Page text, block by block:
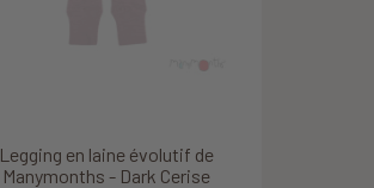
Legging en laine évolutif de
Manymonths - Dark Cerise